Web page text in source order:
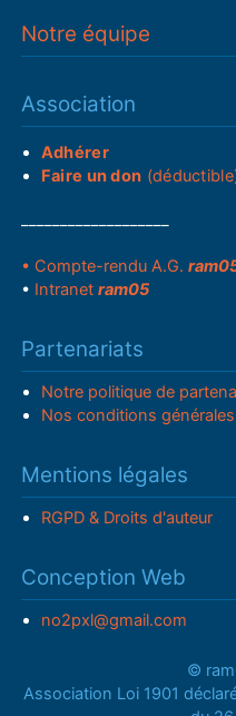
Notre équipe
Association
Adhérer
Faire un don
• Compte-rendu A.G.
• Intranetram05
Partenariats
Notre politique de
Nos conditions générales
Mentions légales
RGPD & Droits d'auteur
Conception Web
no2pxl@gmail.com
©
Association Loi 1901